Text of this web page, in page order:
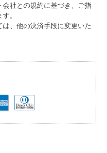
社との規約に基づき、ご指
。
、他の決済手段に変更いた